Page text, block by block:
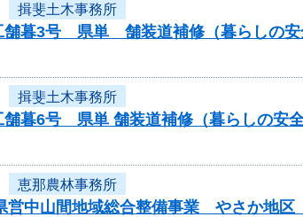
揖斐土木事務所
舗暮3号 県単 舗装道補修（暮らしの
揖斐土木事務所
舗暮6号 県単 舗装道補修（暮らしの安
恵那農林事務所
営中山間地域総合整備事業 やさか地